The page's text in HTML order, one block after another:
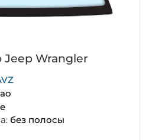
Jeep Wrangler
без полосы